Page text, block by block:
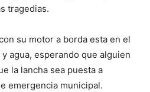
tragedias.
su motor a borda esta en el
agua, esperando que alguien
la lancha sea puesta a
emergencia municipal.